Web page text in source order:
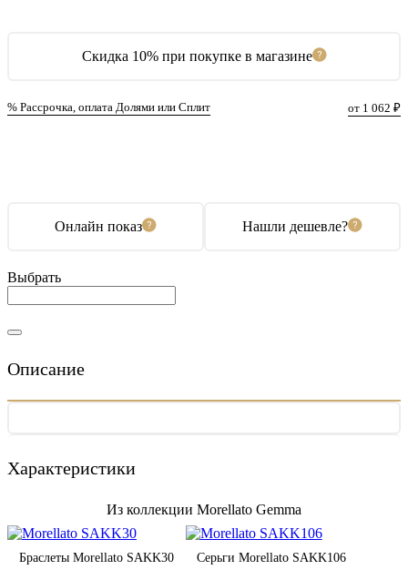
Скидка 10% при покупке в магазине
% Рассрочка, оплата Долями или Сплит от 1 062 ₽
Онлайн показ Нашли дешевле?
Выбрать
Описание
Характеристики
Из коллекции Morellato Gemma
Браслеты Morellato SAKK30 Серьги Morellato SAKK106